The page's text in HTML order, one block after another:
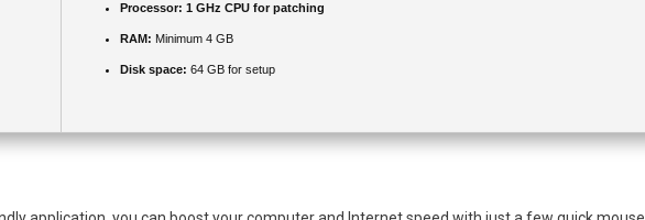
Processor: 1 GHz CPU for patching
RAM: Minimum 4 GB
Disk space: 64 GB for setup